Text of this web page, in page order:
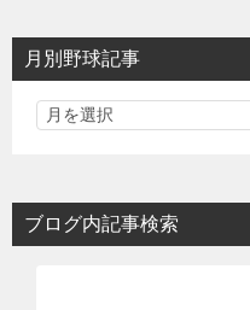
月別野球記事
ブログ内記事検索